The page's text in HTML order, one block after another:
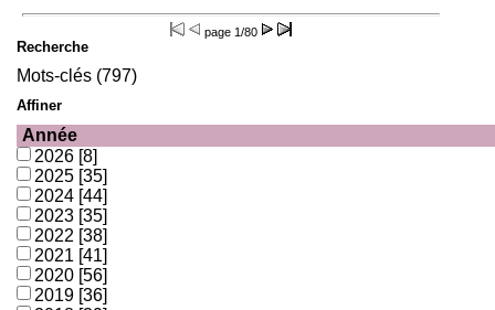
page 1/80
Recherche
Mots-clés (797)
Affiner
Année
2026 [8]
2025 [35]
2024 [44]
2023 [35]
2022 [38]
2021 [41]
2020 [56]
2019 [36]